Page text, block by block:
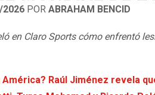
2026 POR ABRAHAM BENCID
en Claro Sports cómo enfrentó
Raúl Jiménez revela